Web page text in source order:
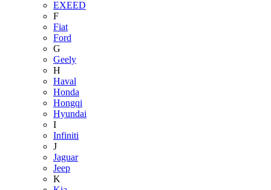
EXEED
F
Fiat
Ford
G
Geely
H
Haval
Honda
Hongqi
Hyundai
I
Infiniti
J
Jaguar
Jeep
K